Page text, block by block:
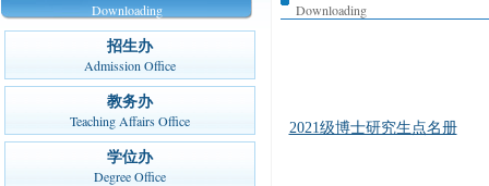
Downloading
招生办
Admission Office
教务办
Teaching Affairs Office
学位办
Degree Office
Downloading
2021级博士研究生点名册